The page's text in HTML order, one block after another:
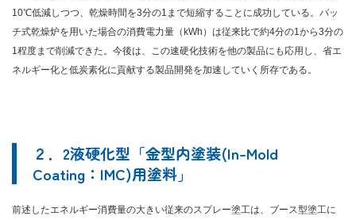
10℃低減しつつ、乾燥時間を3分の1まで短縮することに成功している。バッ
チ式乾燥炉を用いた場合の消費電力量（kWh）は従来比で約4分の1から3分の
1程度まで削減できた。今後は、この速硬化技術を他の製品にも応用し、省エ
ネルギー化と低炭素化に貢献する製品開発を加速していく所存である。
２．2液硬化型「金型内塗装(In-Mold
Coating：IMC)用塗料」
前述したエネルギー消費量の大きい従来のスプレー塗工は、ブース型塗工に